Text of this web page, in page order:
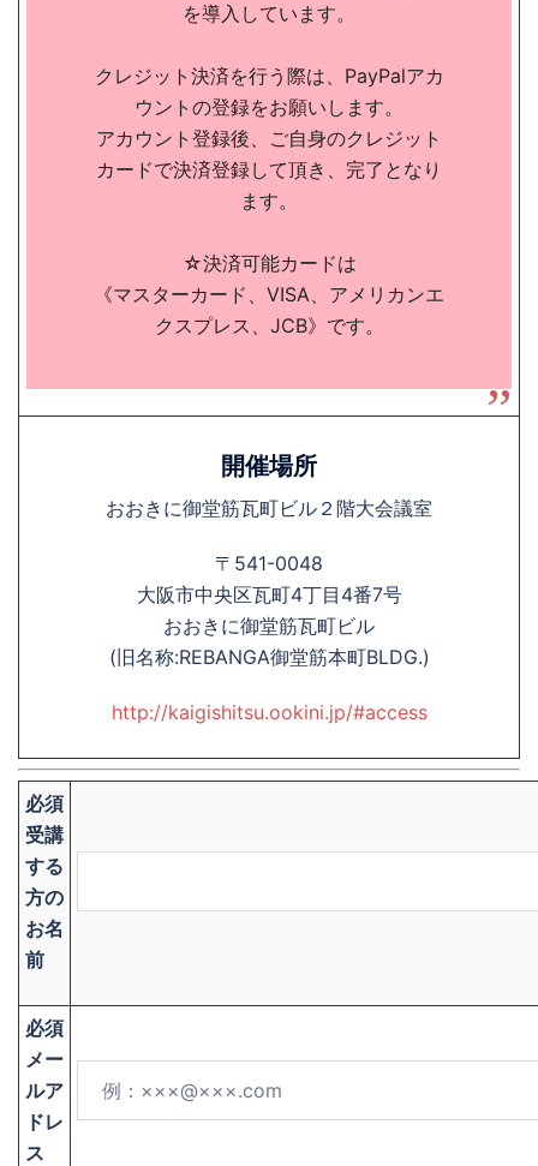
を導入しています。
クレジット決済を行う際は、PayPalアカ
ウントの登録をお願いします。
アカウント登録後、ご自身のクレジット
カードで決済登録して頂き、完了となり
ます。
☆決済可能カードは
《マスターカード、VISA、アメリカンエ
クスプレス、JCB》です。
開催場所
おおきに御堂筋瓦町ビル２階大会議室
〒541-0048
大阪市中央区瓦町4丁目4番7号
おおきに御堂筋瓦町ビル
(旧名称:REBANGA御堂筋本町BLDG.)
http://kaigishitsu.ookini.jp/#access
必須
受講
する
方の
お名
前
必須
メー
ルア
ドレ
ス